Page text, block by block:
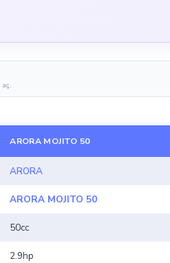
ARORA MOJITO 50
ARORA
ARORA MOJITO 50
50cc
2.9hp